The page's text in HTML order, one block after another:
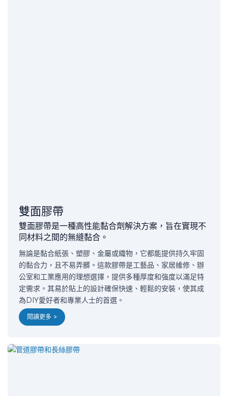
雙面膠帶
雙面膠帶是一種高性能黏合劑解決方案，旨在實現不
同材料之間的無縫黏合。
無論是黏合紙張、塑膠、金屬或織物，它都能提供持久牢固
的黏合力，且不易弄髒。這款膠帶是工藝品、家居維修、辦
公室和工業應用的理想選擇，提供多種厚度和強度以滿足特
定需求。其易於貼上的設計確保快速、輕鬆的安裝，使其成
為DIY愛好者和專業人士的首選。
閱讀更多 >